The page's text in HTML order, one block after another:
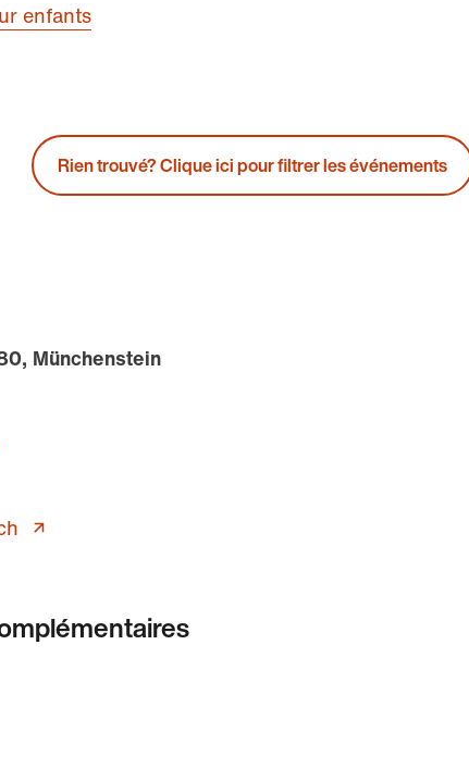
enfants
Rien trouvé? Clique ici pour filtrer les événements
Münchenstein